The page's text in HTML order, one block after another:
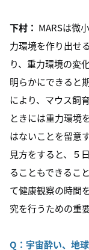
下村： MARSは微
力環境を作り出せ
り、重力環境の変
明らかにできると
により、マウス飼
ときには重力環境
はないことを留意
見方をすると、５
ることもできるこ
て健康観察の時間
究を行うための重
Q： 宇宙酔い、地